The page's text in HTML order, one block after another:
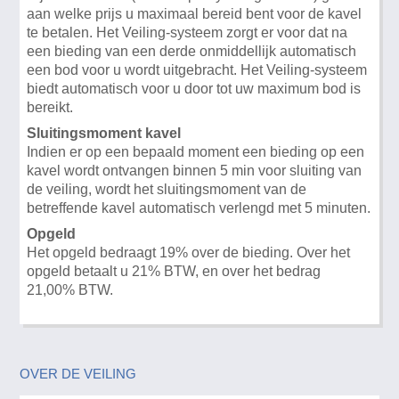
aan welke prijs u maximaal bereid bent voor de kavel
te betalen. Het Veiling-systeem zorgt er voor dat na
een bieding van een derde onmiddellijk automatisch
een bod voor u wordt uitgebracht. Het Veiling-systeem
biedt automatisch voor u door tot uw maximum bod is
bereikt.
Sluitingsmoment kavel
Indien er op een bepaald moment een bieding op een
kavel wordt ontvangen binnen 5 min voor sluiting van
de veiling, wordt het sluitingsmoment van de
betreffende kavel automatisch verlengd met 5 minuten.
Opgeld
Het opgeld bedraagt 19% over de bieding. Over het
opgeld betaalt u 21% BTW, en over het bedrag
21,00% BTW.
OVER DE VEILING